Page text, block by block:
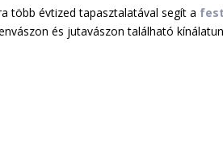
több évtized tapasztalatával segít a
és jutavászon található